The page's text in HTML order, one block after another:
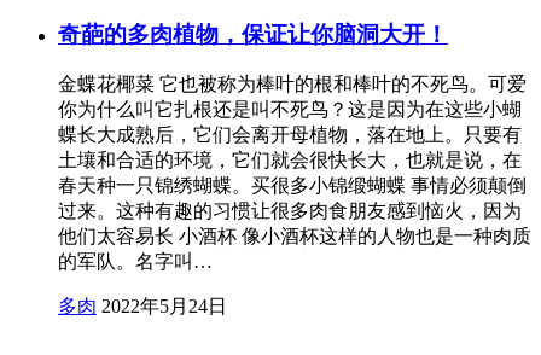
奇葩的多肉植物，保证让你脑洞大开！
金蝶花椰菜 它也被称为棒叶的根和棒叶的不死鸟。可爱
你为什么叫它扎根还是叫不死鸟？这是因为在这些小蝴
蝶长大成熟后，它们会离开母植物，落在地上。只要有
土壤和合适的环境，它们就会很快长大，也就是说，在
春天种一只锦绣蝴蝶。买很多小锦缎蝴蝶 事情必须颠倒
过来。这种有趣的习惯让很多肉食朋友感到恼火，因为
他们太容易长 小酒杯 像小酒杯这样的人物也是一种肉质
的军队。名字叫…
多肉 2022年5月24日